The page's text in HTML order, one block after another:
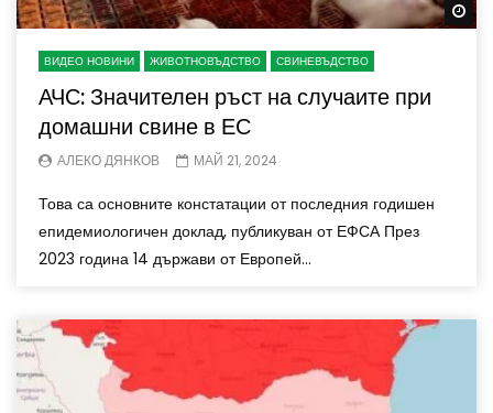
ВИДЕО НОВИНИ ЖИВОТНОВЪДСТВО СВИНЕВЪДСТВО
АЧС: Значителен ръст на случаите при
домашни свине в ЕС
АЛЕКО ДЯНКОВ МАЙ 21, 2024
Това са основните констатации от последния годишен
епидемиологичен доклад, публикуван от ЕФСА През
2023 година 14 държави от Европей...